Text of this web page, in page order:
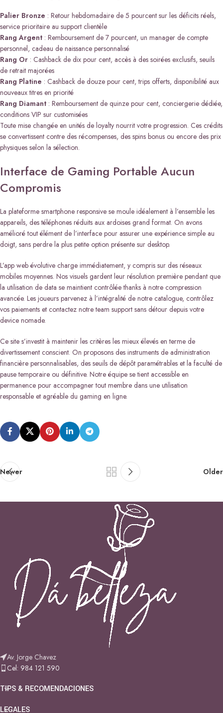
Palier Bronze : Retour hebdomadaire de 5 pourcent sur les déficits réels,
service prioritaire au support clientèle
Rang Argent : Remboursement de 7 pourcent, un manager de compte
personnel, cadeau de naissance personnalisé
Rang Or : Cashback de dix pour cent, accès à des soirées exclusifs, seuils
de retrait majorées
Rang Platine : Cashback de douze pour cent, trips offerts, disponibilité aux
nouveaux titres en priorité
Rang Diamant : Remboursement de quinze pour cent, conciergerie dédiée,
conditions VIP sur customisées
Toute mise changée en unités de loyalty nourrit votre progression. Ces crédits
se convertissent contre des récompenses, des spins bonus ou encore des prix
physiques selon la sélection.
Interface de Gaming Portable Aucun
Compromis
La plateforme smartphone responsive se moule idéalement à l’ensemble les
appareils, des téléphones réduits aux ardoises grand format. On avons
amélioré tout élément de l’interface pour assurer une expérience simple au
doigt, sans perdre la plus petite option présente sur desktop.
L’app web évolutive charge immédiatement, y compris sur des réseaux
mobiles moyennes. Nos visuels gardent leur résolution première pendant que
la utilisation de data se maintient contrôlée thanks à notre compression
avancée. Les joueurs parvenez à l’intégralité de notre catalogue, contrôlez
vos paiements et contactez notre team support sans détour depuis votre
device nomade.
Ce site s’investit à maintenir les critères les mieux élevés en terme de
divertissement conscient. On proposons des instruments de administration
financière personnalisables, des seuils de dépôt paramétrables et la faculté de
pause temporaire ou définitive. Notre équipe se tient accessible en
permanence pour accompagner tout membre dans une utilisation
responsable et agréable du gaming en ligne.
Newer Older
Av. Jorge Chavez
Cel: 984 121 590
TIPS & RECOMENDACIONES
LEGALES